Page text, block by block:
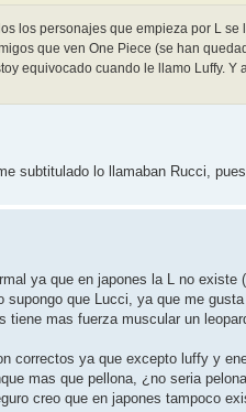
los personajes que empieza por L se
que ven One Piece (se han
equivocado cuando le llamo Luffy. Y
subtitulado lo llamaban Rucci,
ya que en japones la L no existe
supongo que Lucci, ya que me
mas fuerza muscular un
correctos ya que excepto luffy y
mas que pellona, ¿no seria
creo que en japones tampoco